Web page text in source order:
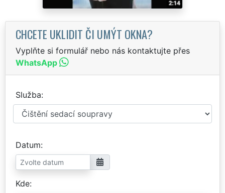
CHCETE UKLIDIT ČI UMÝT OKNA?
Vyplňte si formulář nebo nás kontaktujte přes
WhatsApp
Služba
Datum
Kde